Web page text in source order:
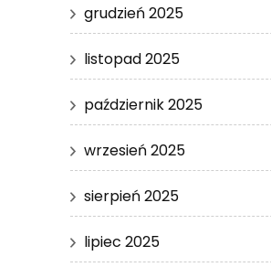
grudzień 2025
listopad 2025
październik 2025
wrzesień 2025
sierpień 2025
lipiec 2025